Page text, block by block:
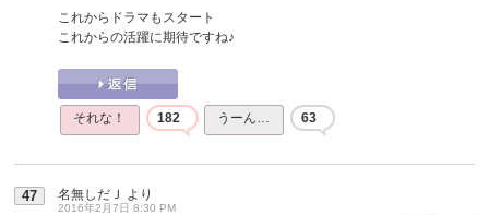
これからドラマもスタート
これからの活躍に期待ですね♪
それな！ 182 うーん… 63
47 名無しだＪ より
2016年2月7日 8:30 PM